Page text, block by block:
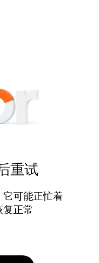
重试
它可能正忙着
复正常